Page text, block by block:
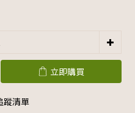
立即購買
蹤清單